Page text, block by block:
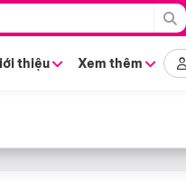
thiệu Xem thêm